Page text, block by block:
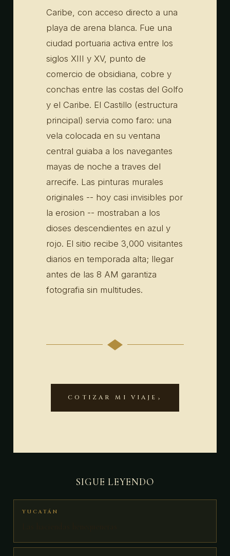
Caribe, con acceso directo a una
playa de arena blanca. Fue una
ciudad portuaria activa entre los
siglos XIII y XV, punto de
comercio de obsidiana, cobre y
conchas entre las costas del Golfo
y el Caribe. El Castillo (estructura
principal) servia como faro: una
vela colocada en su ventana
central guiaba a los navegantes
mayas de noche a traves del
arrecife. Las pinturas murales
originales -- hoy casi invisibles por
la erosion -- mostraban a los
dioses descendientes en azul y
rojo. El sitio recibe 3,000 visitantes
diarios en temporada alta; llegar
antes de las 8 AM garantiza
fotografia sin multitudes.
COTIZAR MI VIAJE
SIGUE LEYENDO
YUCATÁN